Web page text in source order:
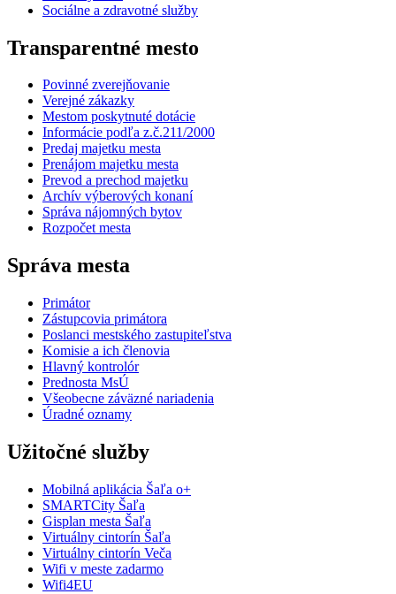
Sociálne a zdravotné služby
Transparentné mesto
Povinné zverejňovanie
Verejné zákazky
Mestom poskytnuté dotácie
Informácie podľa z.č.211/2000
Predaj majetku mesta
Prenájom majetku mesta
Prevod a prechod majetku
Archív výberových konaní
Správa nájomných bytov
Rozpočet mesta
Správa mesta
Primátor
Zástupcovia primátora
Poslanci mestského zastupiteľstva
Komisie a ich členovia
Hlavný kontrolór
Prednosta MsÚ
Všeobecne záväzné nariadenia
Úradné oznamy
Užitočné služby
Mobilná aplikácia Šaľa o+
SMARTCity Šaľa
Gisplan mesta Šaľa
Virtuálny cintorín Šaľa
Virtuálny cintorín Veča
Wifi v meste zadarmo
Wifi4EU